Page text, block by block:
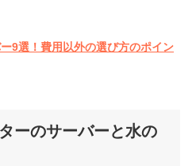
9選！費用以外の選び方のポイン
ーのサーバーと水の